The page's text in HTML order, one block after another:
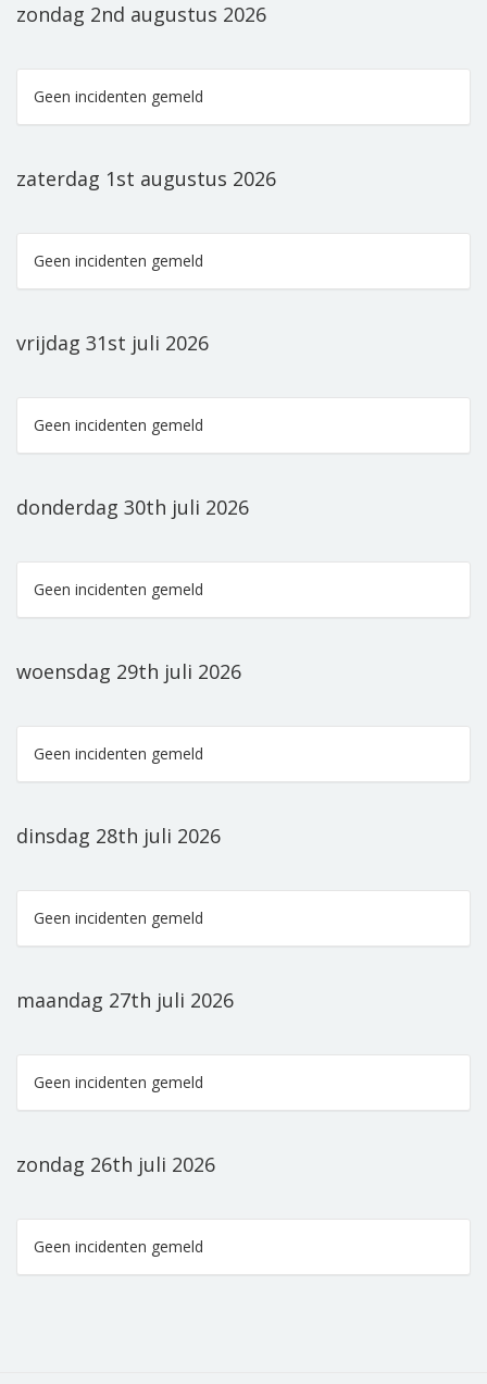
zondag 2nd augustus 2026
Geen incidenten gemeld
zaterdag 1st augustus 2026
Geen incidenten gemeld
vrijdag 31st juli 2026
Geen incidenten gemeld
donderdag 30th juli 2026
Geen incidenten gemeld
woensdag 29th juli 2026
Geen incidenten gemeld
dinsdag 28th juli 2026
Geen incidenten gemeld
maandag 27th juli 2026
Geen incidenten gemeld
zondag 26th juli 2026
Geen incidenten gemeld